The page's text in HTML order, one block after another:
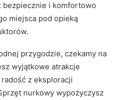
bezpiecznie i komfortowo
miejsca pod opieką
przygodzie, czekamy na
wyjątkowe atrakcje
radość z eksploracji
nurkowy wypożyczysz